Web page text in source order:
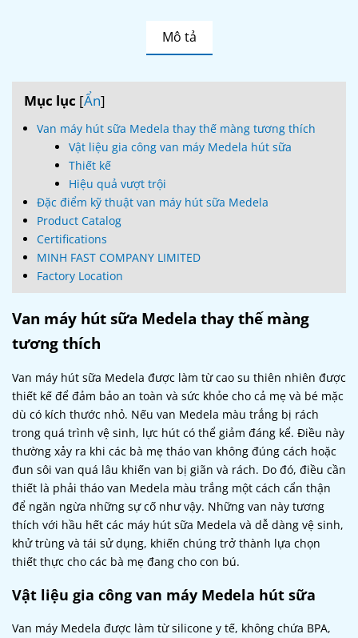
Mô tả
Mục lục [Ẩn]
Van máy hút sữa Medela thay thế màng tương thích
Vật liệu gia công van máy Medela hút sữa
Thiết kế
Hiệu quả vượt trội
Đặc điểm kỹ thuật van máy hút sữa Medela
Product Catalog
Certifications
MINH FAST COMPANY LIMITED
Factory Location
Van máy hút sữa Medela thay thế màng
tương thích
Van máy hút sữa Medela được làm từ cao su thiên nhiên được
thiết kế để đảm bảo an toàn và sức khỏe cho cả mẹ và bé mặc
dù có kích thước nhỏ. Nếu van Medela màu trắng bị rách
trong quá trình vệ sinh, lực hút có thể giảm đáng kể. Điều này
thường xảy ra khi các bà mẹ tháo van không đúng cách hoặc
đun sôi van quá lâu khiến van bị giãn và rách. Do đó, điều cần
thiết là phải tháo van Medela màu trắng một cách cẩn thận
để ngăn ngừa những sự cố như vậy. Những van này tương
thích với hầu hết các máy hút sữa Medela và dễ dàng vệ sinh,
khử trùng và tái sử dụng, khiến chúng trở thành lựa chọn
thiết thực cho các bà mẹ đang cho con bú.
Vật liệu gia công van máy Medela hút sữa
Van máy Medela được làm từ silicone y tế, không chứa BPA,